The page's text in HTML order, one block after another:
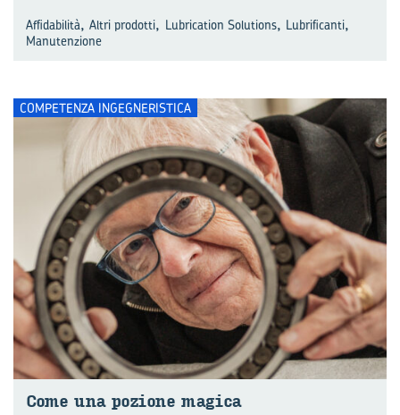
Affidabilità, Altri prodotti, Lubrication Solutions, Lubrificanti,
Manutenzione
COMPETENZA INGEGNERISTICA
Come una po­zio­ne ma­gi­ca